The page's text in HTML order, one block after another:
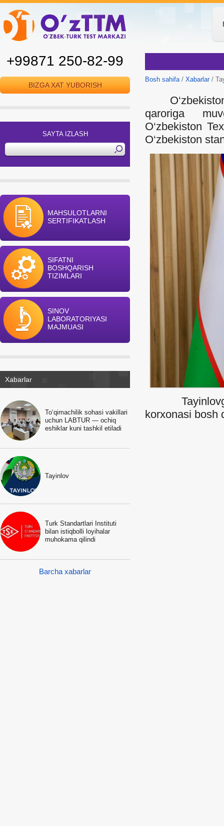
+99871 250-82-99
BIZGA XAT YUBORISH
SAYTA IZLASH
MAHSULOTLARNI
SERTIFIKATLASH
SIFATNI
BOSHQARISH
TIZIMLARI
SINOV
LABORATORIYASI
MAJMUASI
Xabarlar
To‘qimachilik sohasi vakillari
uchun LABTUR — ochiq
eshiklar kuni tashkil etiladi
Tayinlov
Turk Standartlari Instituti
bilan istiqbolli loyihalar
muhokama qilindi
Barcha xabarlar
Bosh sahifa/ Xabarlar/
O‘zbekiston
qaroriga
O‘zbekiston
O‘zbekiston
Tayinlovga
korxonasi bosh